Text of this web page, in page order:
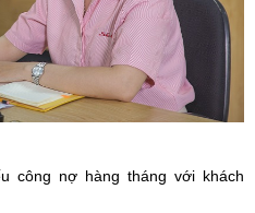
công nợ hàng tháng với khách